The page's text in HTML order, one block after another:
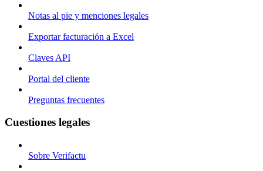
Notas al pie y menciones legales
Exportar facturación a Excel
Claves API
Portal del cliente
Preguntas frecuentes
Cuestiones legales
Sobre Verifactu